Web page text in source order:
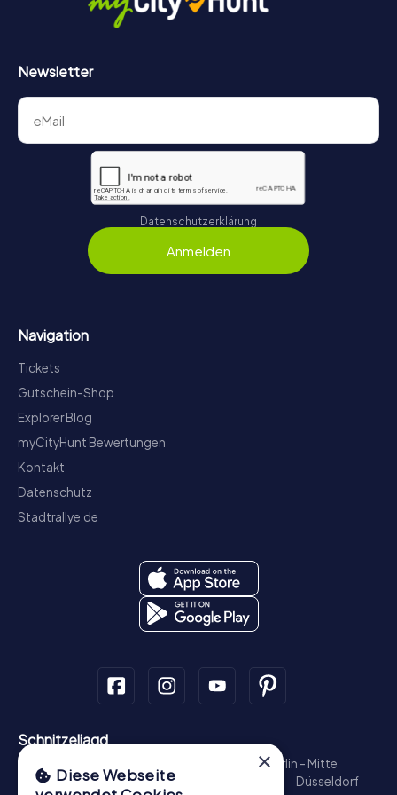
Newsletter
Datenschutzerklärung
Anmelden
Navigation
Tickets
Gutschein-Shop
Explorer Blog
myCityHunt Bewertungen
Kontakt
Datenschutz
Stadtrallye.de
Schnitzeljagd
München - Zentrum
Berlin - Mitte
Köln
Münster Nürnberg
Düsseldorf
×
Diese Webseite